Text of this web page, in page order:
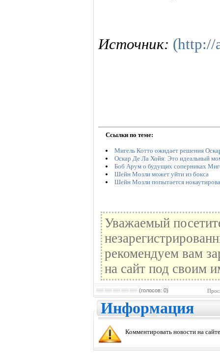
Источник: (http://
Ссылки по теме:
Мигель Котто ожидает решения
Оскар Де Ла Хойя: Это идеальный
Боб Арум о будущих соперниках
Шейн Мозли может уйти из бокса
Шейн Мозли попытается
Уважаемый
рекомендуем вам
на сайт под своим
(голосов: 0)
Информация
Комментировать новости на